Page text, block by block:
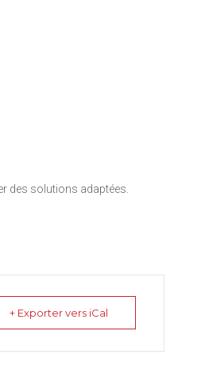
des solutions adaptées.
+ Exporter vers iCal